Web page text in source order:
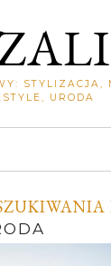
STYLIZACJA,
URODA